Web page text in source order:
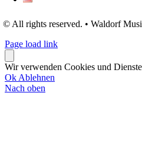
© All rights reserved. • Waldorf
Page load link
Wir verwenden Cookies und
Ok Ablehnen
Nach oben